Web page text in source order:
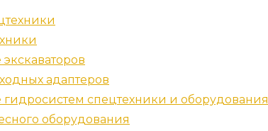
адаптеров
спецтехники и оборудования
оборудования